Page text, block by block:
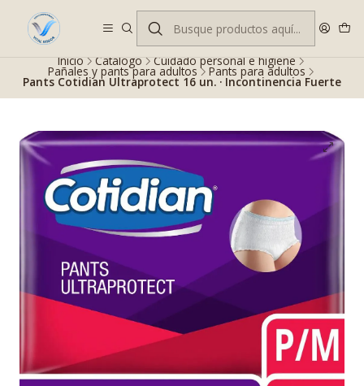
Despacho gratis en RM desde $100.000. Revisa las condiciones.
Inicio Catálogo Cuidado personal e higiene
Pañales y pants para adultos Pants para adultos
Pants Cotidian Ultraprotect 16 un. · Incontinencia Fuerte